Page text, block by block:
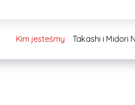
Kim jesteśmy Takashi i Midori